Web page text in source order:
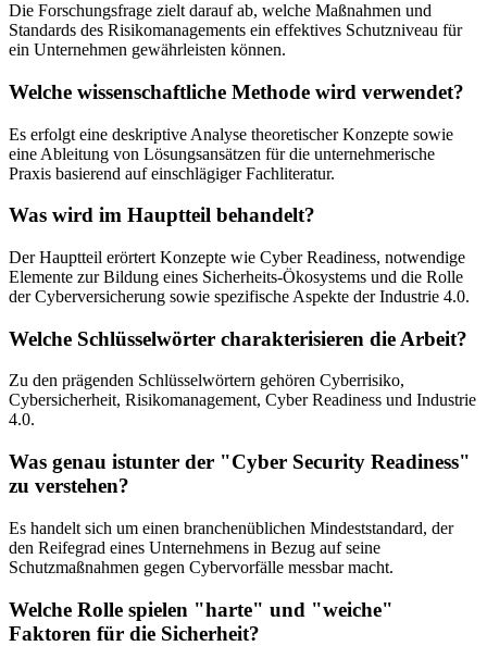
Die Forschungsfrage zielt darauf ab, welche Maßnahmen und
Standards des Risikomanagements ein effektives Schutzniveau für
ein Unternehmen gewährleisten können.
Welche wissenschaftliche Methode wird verwendet?
Es erfolgt eine deskriptive Analyse theoretischer Konzepte sowie
eine Ableitung von Lösungsansätzen für die unternehmerische
Praxis basierend auf einschlägiger Fachliteratur.
Was wird im Hauptteil behandelt?
Der Hauptteil erörtert Konzepte wie Cyber Readiness, notwendige
Elemente zur Bildung eines Sicherheits-Ökosystems und die Rolle
der Cyberversicherung sowie spezifische Aspekte der Industrie 4.0.
Welche Schlüsselwörter charakterisieren die Arbeit?
Zu den prägenden Schlüsselwörtern gehören Cyberrisiko,
Cybersicherheit, Risikomanagement, Cyber Readiness und Industrie
4.0.
Was genau istunter der "Cyber Security Readiness"
zu verstehen?
Es handelt sich um einen branchenüblichen Mindeststandard, der
den Reifegrad eines Unternehmens in Bezug auf seine
Schutzmaßnahmen gegen Cybervorfälle messbar macht.
Welche Rolle spielen "harte" und "weiche"
Faktoren für die Sicherheit?